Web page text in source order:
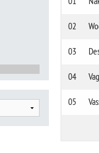
02
03
04
05